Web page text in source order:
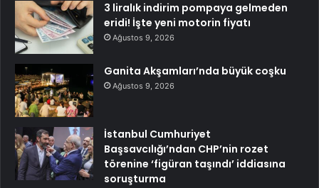
3 liralık indirim pompaya gelmeden
eridi! İşte yeni motorin fiyatı
Ağustos 9, 2026
Ganita Akşamları’nda büyük coşku
Ağustos 9, 2026
İstanbul Cumhuriyet
Başsavcılığı’ndan CHP’nin rozet
törenine ‘figüran taşındı’ iddiasına
soruşturma